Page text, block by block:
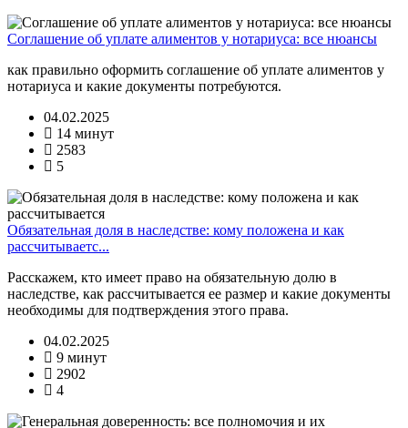
Соглашение об уплате алиментов у нотариуса: все нюансы
как правильно оформить соглашение об уплате алиментов у
нотариуса и какие документы потребуются.
04.02.2025
14 минут
2583
5
Обязательная доля в наследстве: кому положена и как
рассчитываетс...
Расскажем, кто имеет право на обязательную долю в
наследстве, как рассчитывается ее размер и какие документы
необходимы для подтверждения этого права.
04.02.2025
9 минут
2902
4